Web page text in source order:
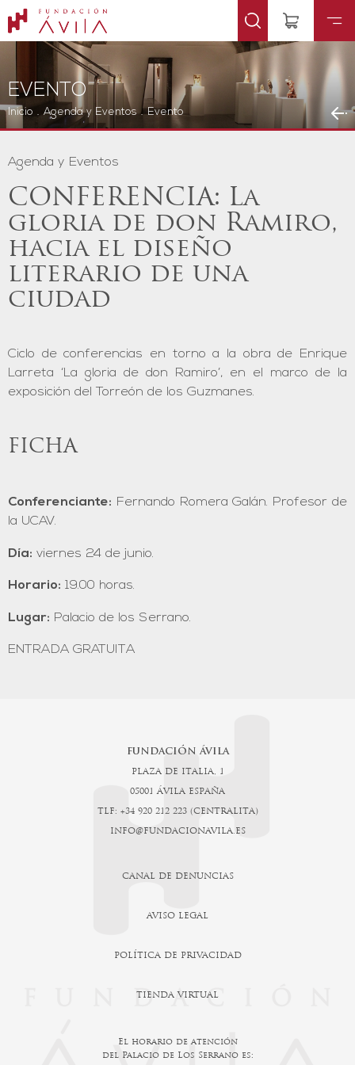
EVENTO
Inicio . Agenda y Eventos . Evento
Agenda y Eventos
CONFERENCIA: La
gloria de don Ramiro,
hacia el diseño
literario de una
ciudad
Ciclo de conferencias en torno a la obra de Enrique
Larreta ‘La gloria de don Ramiro’, en el marco de la
exposición del Torreón de los Guzmanes.
FICHA
Conferenciante: Fernando Romera Galán. Profesor de
la UCAV.
Día: viernes 24 de junio.
Horario: 19.00 horas.
Lugar: Palacio de los Serrano.
ENTRADA GRATUITA
FUNDACIÓN ÁVILA
PLAZA DE ITALIA, 1
05001 ÁVILA ESPAÑA
TLF: +34 920 212 223 (CENTRALITA)
INFO@FUNDACIONAVILA.ES
CANAL DE DENUNCIAS
AVISO LEGAL
POLÍTICA DE PRIVACIDAD
TIENDA VIRTUAL
El horario de atención
del Palacio de Los Serrano es: